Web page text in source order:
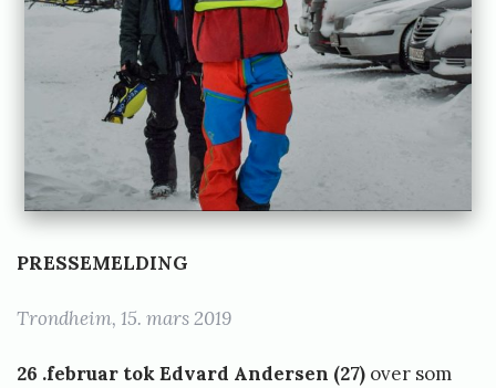
e
-
P
l
PRESSEMELDING
Trondheim, 15. mars 2019
26 .februar tok Edvard Andersen (27) over som